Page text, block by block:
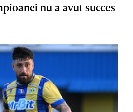
nu a avut succes